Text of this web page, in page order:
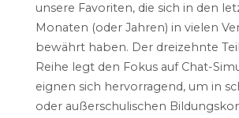
unsere Favoriten, die sich in den
Monaten (oder Jahren) in vielen
bewährt haben. Der dreizehnte
Reihe legt den Fokus auf Chat-
eignen sich hervorragend, um in
oder außerschulischen